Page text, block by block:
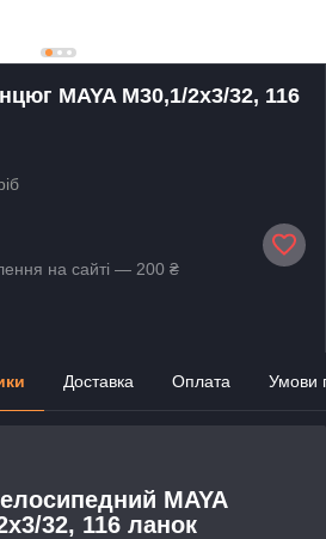
MAYA M30,1/2x3/32, 116
на сайті — 200 ₴
Доставка Оплата Умови
MAYA
32, 116 ланок